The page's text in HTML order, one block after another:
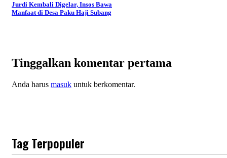
Jurdi Kembali Digelar, Insos Bawa
Manfaat di Desa Paku Haji Subang
Tinggalkan komentar pertama
Anda harus masuk untuk berkomentar.
Tag Terpopuler